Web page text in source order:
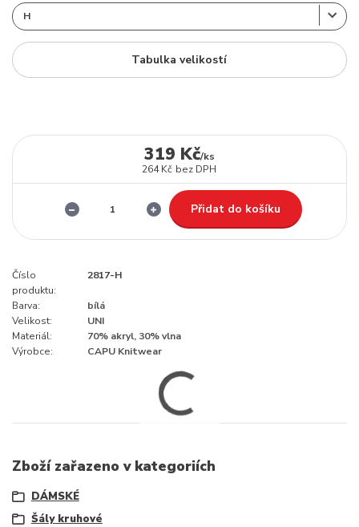
Tabulka velikostí
319 Kč/ks
264 Kč bez DPH
Přidat do košíku
Číslo
produktu:
2817-H
Barva:
bílá
Velikost:
UNI
Materiál:
70% akryl, 30% vlna
Výrobce:
CAPU Knitwear
Zboží zařazeno v kategoriích
DÁMSKÉ
Šály kruhové